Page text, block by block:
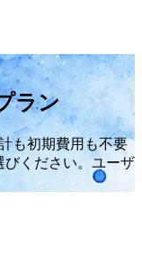
ラン
も初期費用も不要
びください。ユーザ